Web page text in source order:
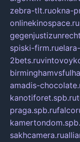
zebra-tlt.ruokna-
onlinekinospace.ru
spiski-firm.ru
2bets.ru
amadis-
kanotiforet.spb.ru
praga.spb.ru
sakhcamera.ru